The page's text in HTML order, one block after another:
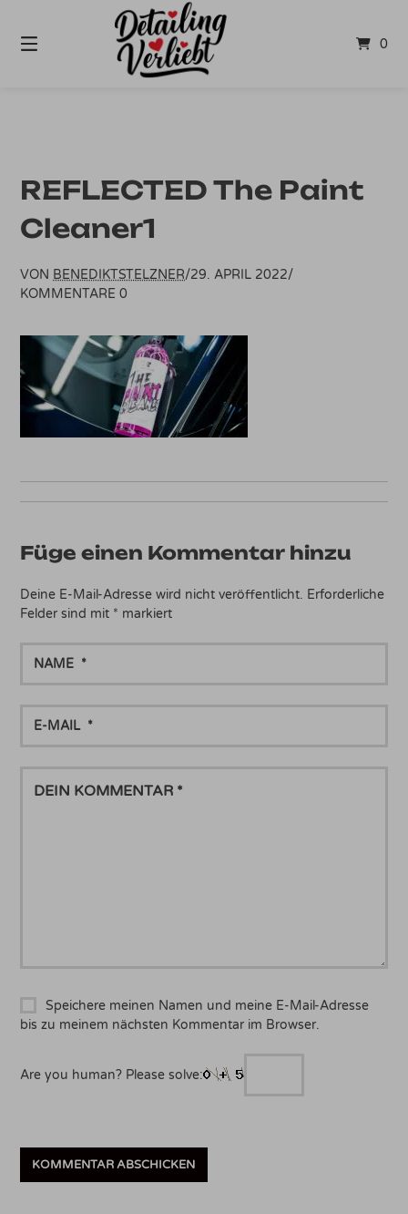
Inhalt
0
REFLECTED The Paint
Cleaner1
VON BENEDIKTSTELZNER/29. APRIL 2022/
KOMMENTARE 0
Füge einen Kommentar hinzu
Deine E-Mail-Adresse wird nicht veröffentlicht. Erforderliche
Felder sind mit * markiert
MAIL
KOMMENTAR
Speichere meinen Namen und meine E-Mail-Adresse
bis zu meinem nächsten Kommentar im Browser.
Are you human? Please solve: